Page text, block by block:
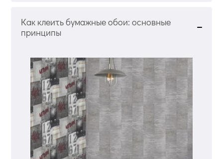
Как клеить бумажные обои: основные
принципы